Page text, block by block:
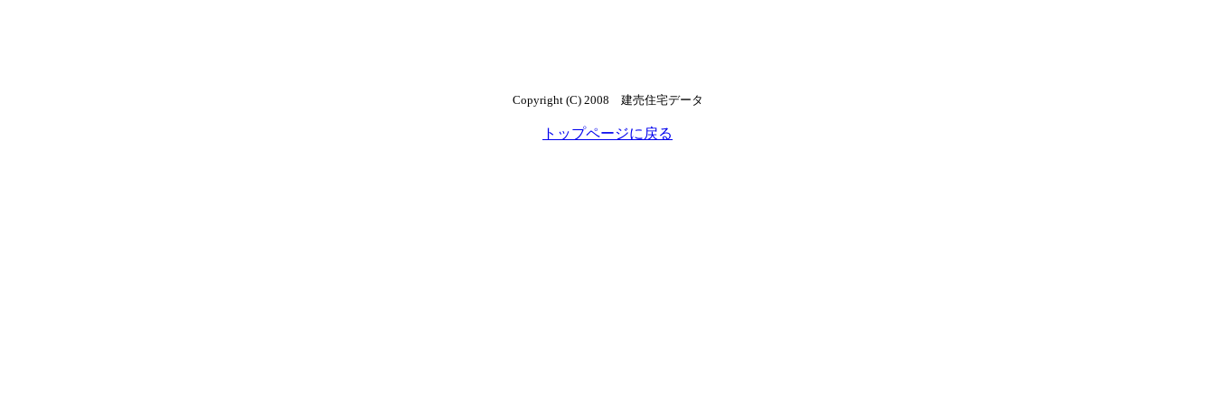
Copyright (C) 2008 建売住宅データ
トップページに戻る